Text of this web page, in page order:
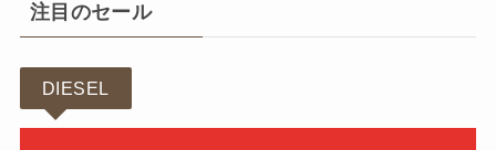
注目のセール
DIESEL